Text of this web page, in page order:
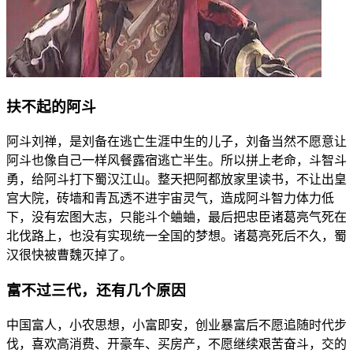
扶不起的阿斗
阿斗刘禅，是刘备在逃亡生涯中生的儿子，刘备当然不愿意让
阿斗也像自己一样风餐露宿逃亡半生。所以拼上老命，斗智斗
勇，给阿斗打下蜀汉江山。整天把阿都放家里读书，不让出皇
宫大院，砖墙和青瓦透不进宇宙灵气，造成阿斗智力体力低
下，没有宏图大志，只能斗个蛐蛐，最后把忠臣诸葛亮气死在
北伐路上，也没有实现统一全国的梦想。诸葛亮死后不久，蜀
汉很快被曹魏灭掉了。
富不过三代，还有几个原因
中国富人，小农思想，小富即安，创业暴富后不愿追随时代步
伐，喜欢高消费、开豪车、买房产，不愿继续艰苦奋斗，交的